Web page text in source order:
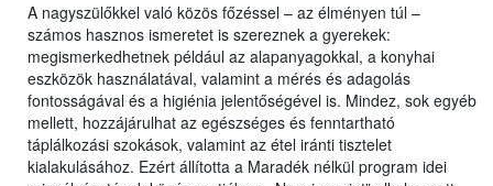
A nagyszülőkkel való közös főzéssel – az élményen túl –
számos hasznos ismeretet is szereznek a gyerekek:
megismerkedhetnek például az alapanyagokkal, a konyhai
eszközök használatával, valamint a mérés és adagolás
fontosságával és a higiénia jelentőségével is. Mindez, sok egyéb
mellett, hozzájárulhat az egészséges és fenntartható
táplálkozási szokások, valamint az étel iránti tisztelet
kialakulásához. Ezért állította a Maradék nélkül program idei